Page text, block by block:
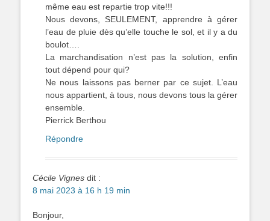
même eau est repartie trop vite!!!
Nous devons, SEULEMENT, apprendre à gérer
l’eau de pluie dès qu’elle touche le sol, et il y a du
boulot….
La marchandisation n’est pas la solution, enfin
tout dépend pour qui?
Ne nous laissons pas berner par ce sujet. L’eau
nous appartient, à tous, nous devons tous la gérer
ensemble.
Pierrick Berthou
Répondre
Cécile Vignes dit :
8 mai 2023 à 16 h 19 min
Bonjour,